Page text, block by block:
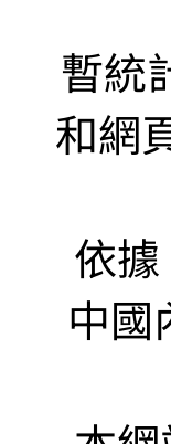
暫統
和網
依
中國